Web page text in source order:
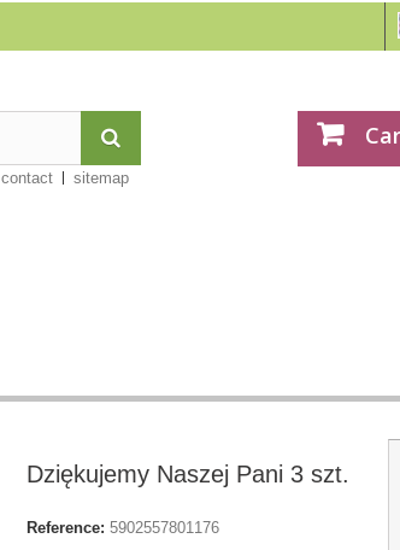
contact sitemap
Dziękujemy Naszej Pani 3 szt.
Reference: 5902557801176